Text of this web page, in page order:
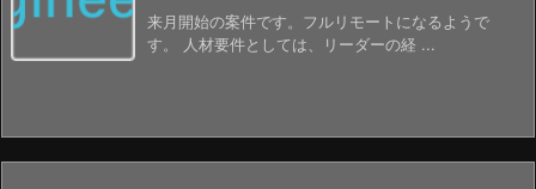
来月開始の案件です。フルリモートになるようで
す。 人材要件としては、リーダーの経 ...